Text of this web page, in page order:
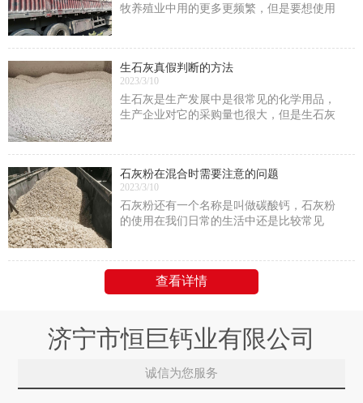
牧养殖业中用的更多更频繁，但是要想使用
生石灰真假判断的方法
2023/3/10
生石灰是生产发展中是很常见的化学用品，
生产企业对它的采购量也很大，但是生石灰
石灰粉在混合时需要注意的问题
2023/3/10
石灰粉还有一个名称是叫做碳酸钙，石灰粉
的使用在我们日常的生活中还是比较常见
查看详情
济宁市恒巨钙业有限公司
诚信为您服务